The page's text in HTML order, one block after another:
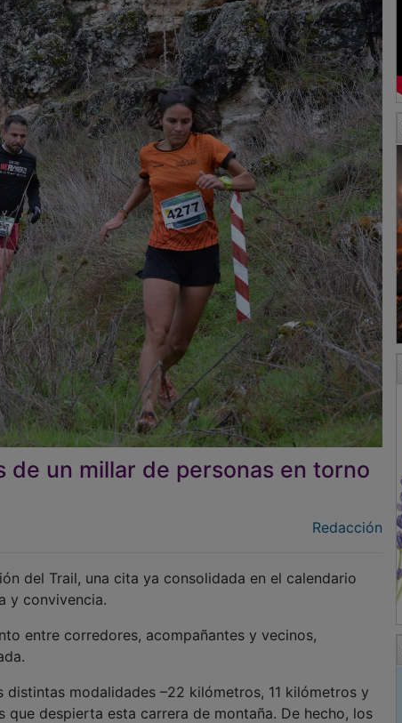
de un millar de personas en torno
Redacción
del Trail, una cita ya consolidada en el calendario
y convivencia.
entre corredores, acompañantes y vecinos,
modalidades –22 kilómetros, 11 kilómetros y
despierta esta carrera de montaña. De hecho, los